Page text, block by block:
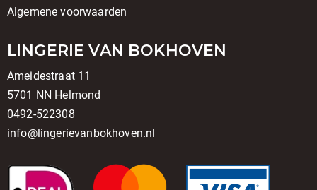
Algemene voorwaarden
LINGERIE VAN BOKHOVEN
Ameidestraat 11
5701 NN Helmond
0492-522308
info@lingerievanbokhoven.nl